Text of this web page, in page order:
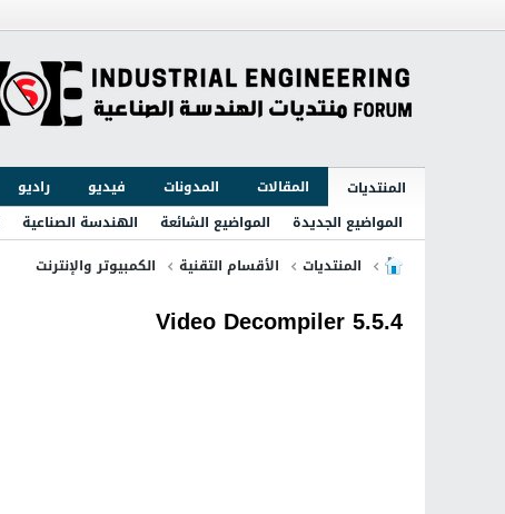
المنتديات المقالات المدونات فيديو راديو
المواضيع الجديدة
المواضيع الشائعة الهندسة الصناعية
المنتديات
الأقسام التقنية الكمبيوتر والإنترنت
Video Decompiler 5.5.4